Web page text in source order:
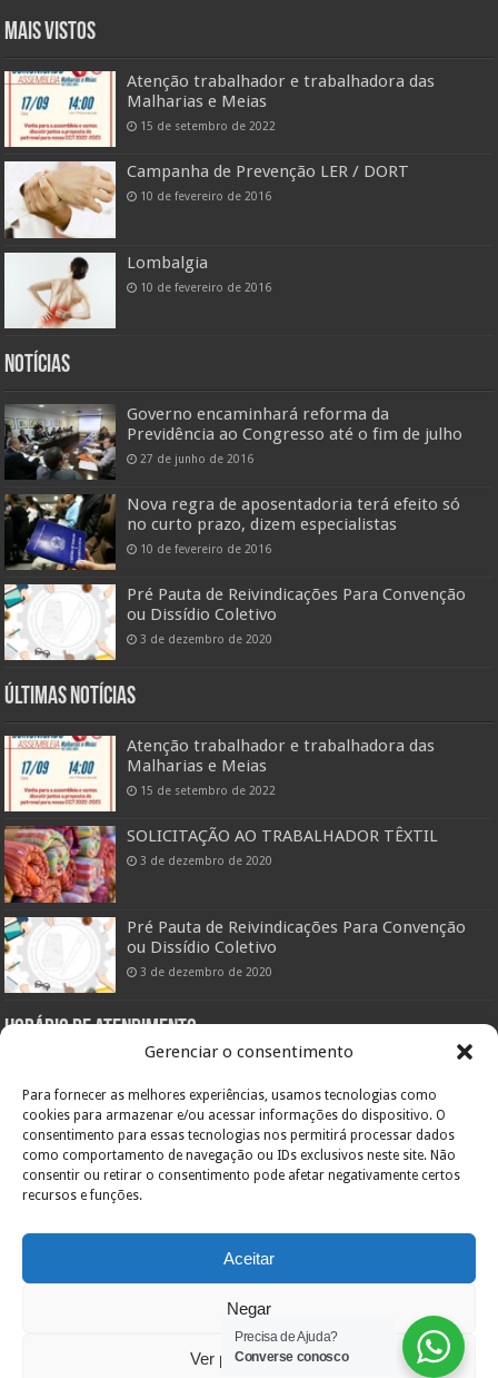
Gerenciar o consentimento
Para fornecer as melhores experiências, usamos tecnologias como
cookies para armazenar e/ou acessar informações do dispositivo. O
consentimento para essas tecnologias nos permitirá processar dados
como comportamento de navegação ou IDs exclusivos neste site. Não
consentir ou retirar o consentimento pode afetar negativamente certos
recursos e funções.
Aceitar
Negar
Ver preferências
Mais vistos
Atenção trabalhador e trabalhadora das
Malharias e Meias
15 de setembro de 2022
Campanha de Prevenção LER / DORT
10 de fevereiro de 2016
Lombalgia
10 de fevereiro de 2016
Notícias
Governo encaminhará reforma da
Previdência ao Congresso até o fim de julho
27 de junho de 2016
Nova regra de aposentadoria terá efeito só
no curto prazo, dizem especialistas
10 de fevereiro de 2016
Pré Pauta de Reivindicações Para Convenção
ou Dissídio Coletivo
3 de dezembro de 2020
Últimas Notícias
Atenção trabalhador e trabalhadora das
Malharias e Meias
15 de setembro de 2022
SOLICITAÇÃO AO TRABALHADOR TÊXTIL
3 de dezembro de 2020
Pré Pauta de Reivindicações Para Convenção
ou Dissídio Coletivo
3 de dezembro de 2020
Horário de atendimento:
De segunda a sexta das 08:00hs às 12:00hs e das 14:00 às 18:00hs
Pelo telefone (47) 3433-0660
Setor Assistencial:
De segunda a sexta das 08:00hs às 11:30hs e das 13:00hs às 19:00hs
Pelo telefone (47) 3422-0303
Endereço:
Bairro América – 89204-060
Joinville – SC
Precisa de Ajuda?
Converse conosco